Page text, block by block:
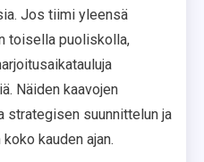
Jos tiimi yleensä
toisella puoliskolla,
Näiden kaavojen
strategisen suunnittelun ja
kauden ajan.